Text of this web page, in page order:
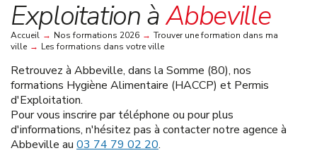
Exploitation àAbbeville
Accueil → Nos formations 2026 → Trouver une formation dans ma
ville → Les formations dans votre ville
Retrouvez à Abbeville, dans la Somme (80), nos
formations Hygiène Alimentaire (HACCP) et Permis
d'Exploitation.
Pour vous inscrire par téléphone ou pour plus
d'informations, n'hésitez pas à contacter notre agence à
Abbeville au 03 74 79 02 20.